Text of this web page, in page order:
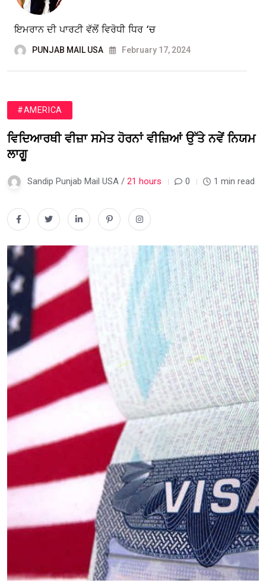
ਇਮਰਾਨ ਦੀ ਪਾਰਟੀ ਵੱਲੋਂ ਵਿਰੋਧੀ ਧਿਰ ‘ਚ
PUNJAB MAIL USA February 17, 2024
#AMERICA
ਵਿਦਿਆਰਥੀ ਵੀਜ਼ਾ ਸਮੇਤ ਹੋਰਨਾਂ ਵੀਜ਼ਿਆਂ ਉੱਤੇ ਨਵੇਂ ਨਿਯਮ
ਲਾਗੂ
Sandip Punjab Mail USA / 21 hours 0 1 min read